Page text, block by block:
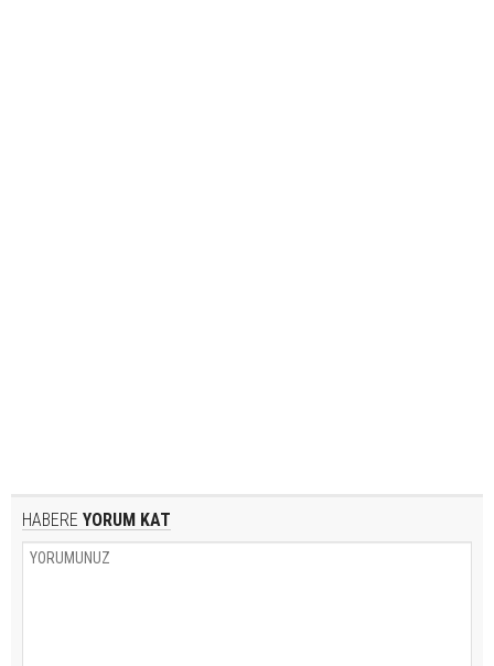
HABERE YORUM KAT